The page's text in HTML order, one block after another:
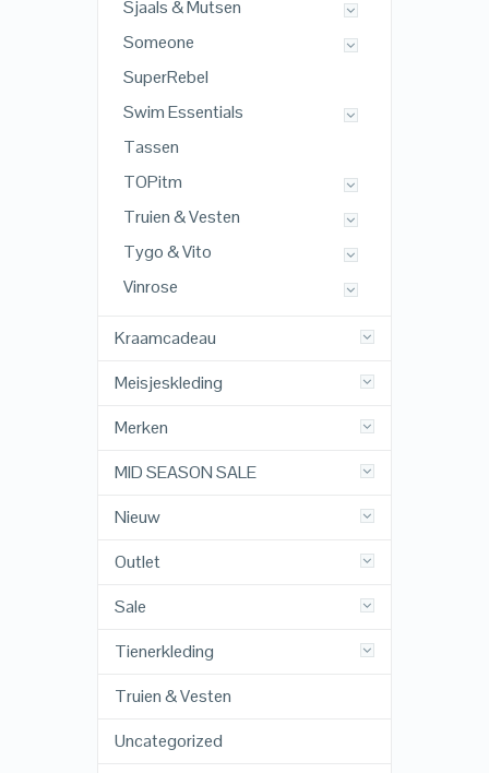
Sjaals & Mutsen
Someone
SuperRebel
Swim Essentials
Tassen
TOPitm
Truien & Vesten
Tygo & Vito
Vinrose
Kraamcadeau
Meisjeskleding
Merken
MID SEASON SALE
Nieuw
Outlet
Sale
Tienerkleding
Truien & Vesten
Uncategorized